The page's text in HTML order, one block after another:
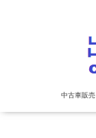
中古車販